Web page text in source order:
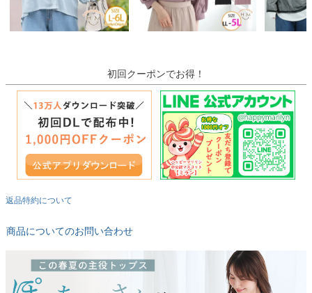
初回クーポンでお得！
返品特約について
商品についてのお問い合わせ